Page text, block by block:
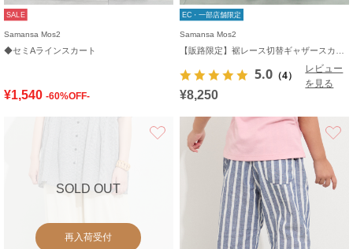
SALE
Samansa Mos2
◆セミAラインスカート
¥1,540 -60%OFF-
EC・一部店舗限定
Samansa Mos2
5.0 （4）
レビュー
を見る
¥8,250
SOLD OUT
再入荷受付
お気に入り